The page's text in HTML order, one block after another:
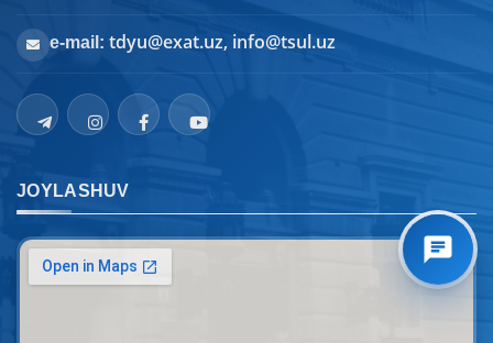
e-mail: tdyu@exat.uz, info@tsul.uz
JOYLASHUV